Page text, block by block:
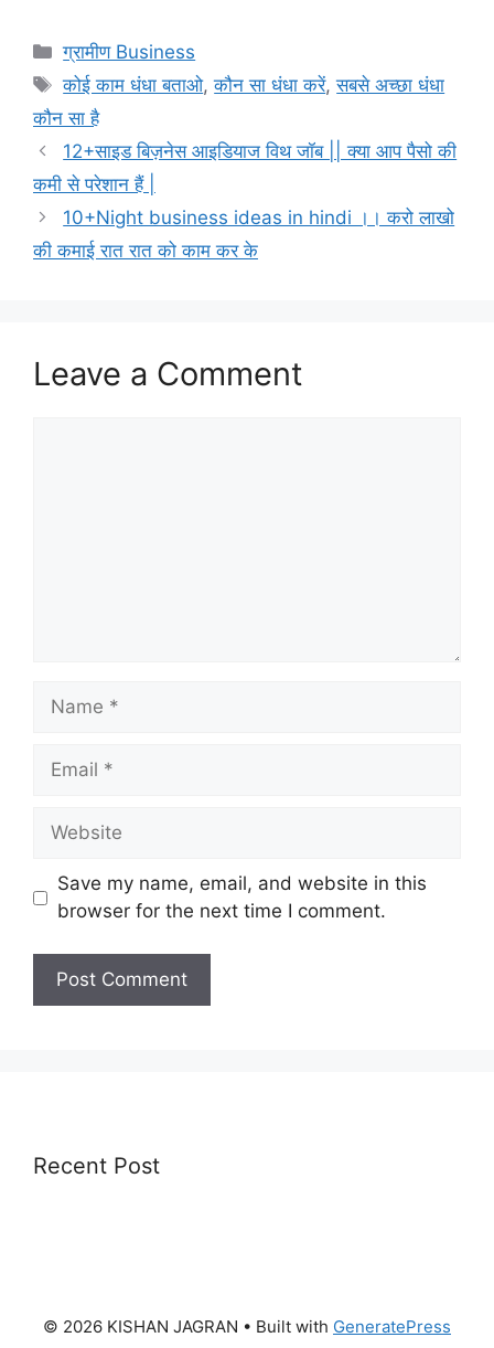
Categories
ग्रामीण Business
Tags
कोई काम धंधा बताओ,कौन सा धंधा करें,सबसे अच्छा धंधा
कौन सा है
12+साइड बिज़नेस आइडियाज विथ जॉब || क्या आप पैसो की
कमी से परेशान हैं |
10+Night business ideas in hindi ।। करो लाखो
की कमाई रात रात को काम कर के
Leave a Comment
Name
Email
Website
Save my name, email, and website in this
browser for the next time I comment.
Recent Post
© 2026 KISHAN JAGRAN • Built with GeneratePress